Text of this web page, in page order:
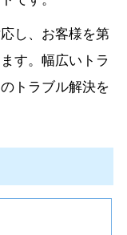
し、お客様を第
す。幅広いトラ
トラブル解決を